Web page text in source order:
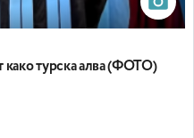
како турска алва (ФОТО)